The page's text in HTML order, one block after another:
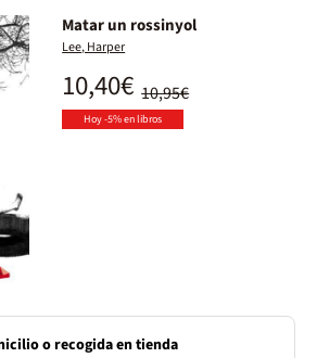
Matar un rossinyol
Lee, Harper
10,95€
10,40€
Hoy -5% en libros
o recogida en tienda